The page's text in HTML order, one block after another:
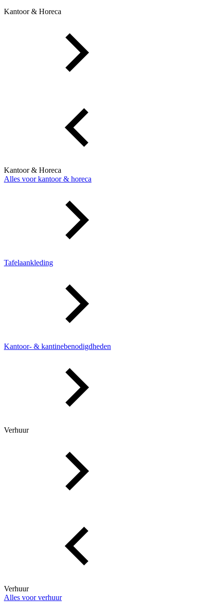
Kantoor & Horeca
Kantoor & Horeca
Alles voor kantoor & horeca
Tafelaankleding
Kantoor- & kantinebenodigdheden
Verhuur
Verhuur
Alles voor verhuur